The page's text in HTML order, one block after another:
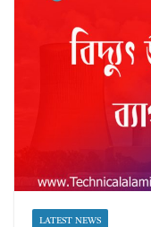
LATEST NEWS